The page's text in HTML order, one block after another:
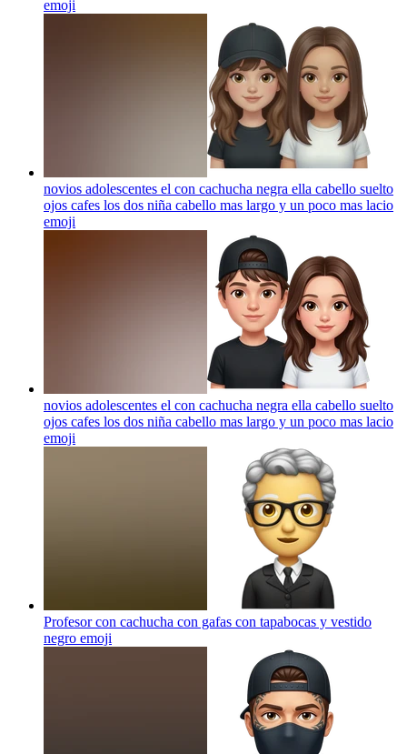
emoji
novios adolescentes el con cachucha negra ella cabello suelto
ojos cafes los dos niña cabello mas largo y un poco mas lacio
emoji
novios adolescentes el con cachucha negra ella cabello suelto
ojos cafes los dos niña cabello mas largo y un poco mas lacio
emoji
Profesor con cachucha con gafas con tapabocas y vestido
negro emoji